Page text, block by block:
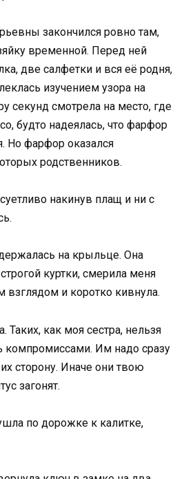
закончился ровно там,
временной. Перед ней
две салфетки и вся её родня,
изучением узора на
секунд смотрела на место, где
будто надеялась, что фарфор
Но фарфор оказался
родственников.
накинув плащ и ни с
на крыльце. Она
куртки, смерила меня
и коротко кивнула.
Таких, как моя сестра, нельзя
компромиссами. Им надо сразу
сторону. Иначе они твою
загонят.
по дорожке к калитке,